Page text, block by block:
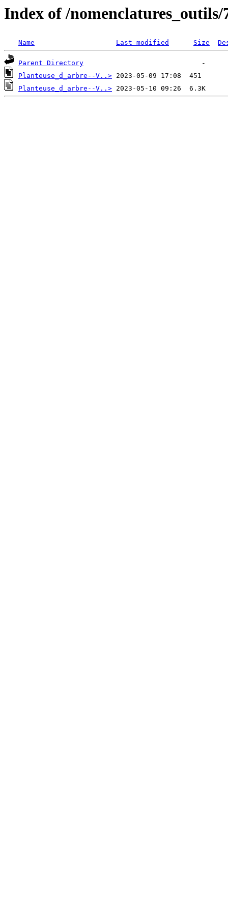
Index of /nomenclatures_outils/
Name Last modified Size
Parent Directory
Planteuse_d_arbre--V..>
Planteuse_d_arbre--V..>